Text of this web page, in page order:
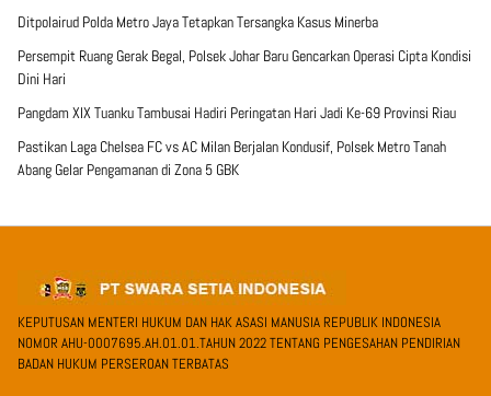
Ditpolairud Polda Metro Jaya Tetapkan Tersangka Kasus Minerba
Persempit Ruang Gerak Begal, Polsek Johar Baru Gencarkan Operasi Cipta Kondisi
Dini Hari
Pangdam XIX Tuanku Tambusai Hadiri Peringatan Hari Jadi Ke-69 Provinsi Riau
Pastikan Laga Chelsea FC vs AC Milan Berjalan Kondusif, Polsek Metro Tanah
Abang Gelar Pengamanan di Zona 5 GBK
KEPUTUSAN MENTERI HUKUM DAN HAK ASASI MANUSIA REPUBLIK INDONESIA
NOMOR AHU-0007695.AH.01.01.TAHUN 2022 TENTANG PENGESAHAN PENDIRIAN
BADAN HUKUM PERSEROAN TERBATAS